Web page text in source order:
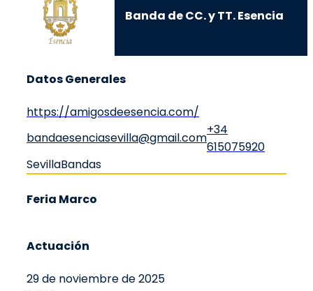
Banda de CC. y TT. Esencia
Datos Generales
https://amigosdeesencia.com/
bandaesenciasevilla@gmail.com
+34
615075920
SevillaBandas
Feria Marco
Actuación
29 de noviembre de 2025